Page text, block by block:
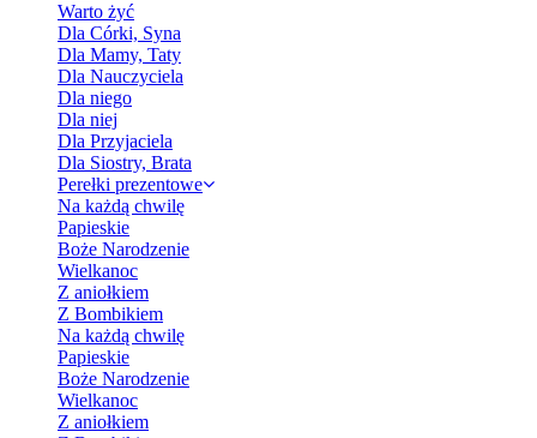
Warto żyć
Dla Córki, Syna
Dla Mamy, Taty
Dla Nauczyciela
Dla niego
Dla niej
Dla Przyjaciela
Dla Siostry, Brata
Perełki prezentowe
Na każdą chwilę
Papieskie
Boże Narodzenie
Wielkanoc
Z aniołkiem
Z Bombikiem
Na każdą chwilę
Papieskie
Boże Narodzenie
Wielkanoc
Z aniołkiem